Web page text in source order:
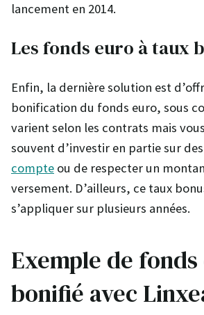
lancement en 2014.
Les fonds euro à taux
Enfin, la dernière solution est
bonification du fonds euro, sous
varient selon les contrats mais
souvent d’investir en partie sur des
compte ou de respecter un
versement. D’ailleurs, ce taux
s’appliquer sur plusieurs années.
Exemple de
bonifié avec